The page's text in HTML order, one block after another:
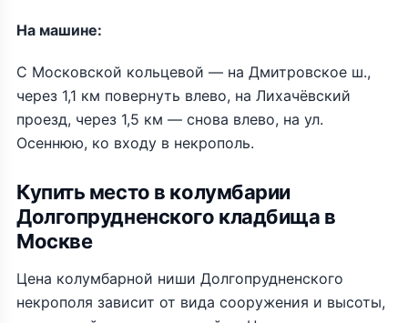
На машине:
С Московской кольцевой — на Дмитровское ш.,
через 1,1 км повернуть влево, на Лихачёвский
проезд, через 1,5 км — снова влево, на ул.
Осеннюю, ко входу в некрополь.
Купить место в колумбарии
Долгопрудненского кладбища в
Москве
Цена колумбарной ниши Долгопрудненского
некрополя зависит от вида сооружения и высоты,